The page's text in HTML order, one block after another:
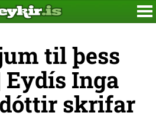
til þess
Eydís Inga
skrifar